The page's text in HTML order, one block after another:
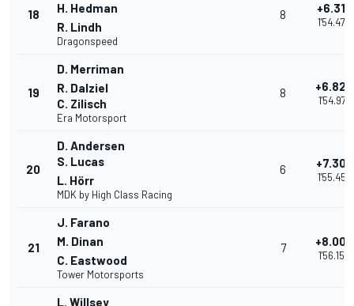
18
H. Hedman
R. Lindh
Dragonspeed
8 +6.318
1'54.470
19
D. Merriman
R. Dalziel
C. Zilisch
Era Motorsport
8 +6.825
1'54.977
20
D. Andersen
S. Lucas
L. Hörr
MDK by High Class Racing
6 +7.302
1'55.454
21
J. Farano
M. Dinan
C. Eastwood
Tower Motorsports
7 +8.002
1'56.154
L. Willsey